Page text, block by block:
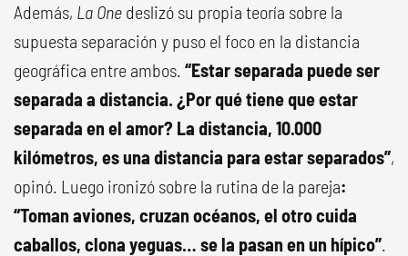
Además, La One deslizó su propia teoría sobre la
supuesta separación y puso el foco en la distancia
geográfica entre ambos. “Estar separada puede ser
separada a distancia. ¿Por qué tiene que estar
separada en el amor? La distancia, 10.000
kilómetros, es una distancia para estar separados”,
opinó. Luego ironizó sobre la rutina de la pareja:
“Toman aviones, cruzan océanos, el otro cuida
caballos, clona yeguas… se la pasan en un hípico”.